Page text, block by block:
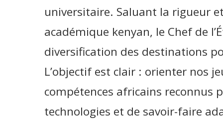
universitaire. Saluant la rigueur
académique kenyan, le Chef de
diversification des destinations
L’objectif est clair : orienter nos
compétences africains reconnus
technologies et de savoir-faire